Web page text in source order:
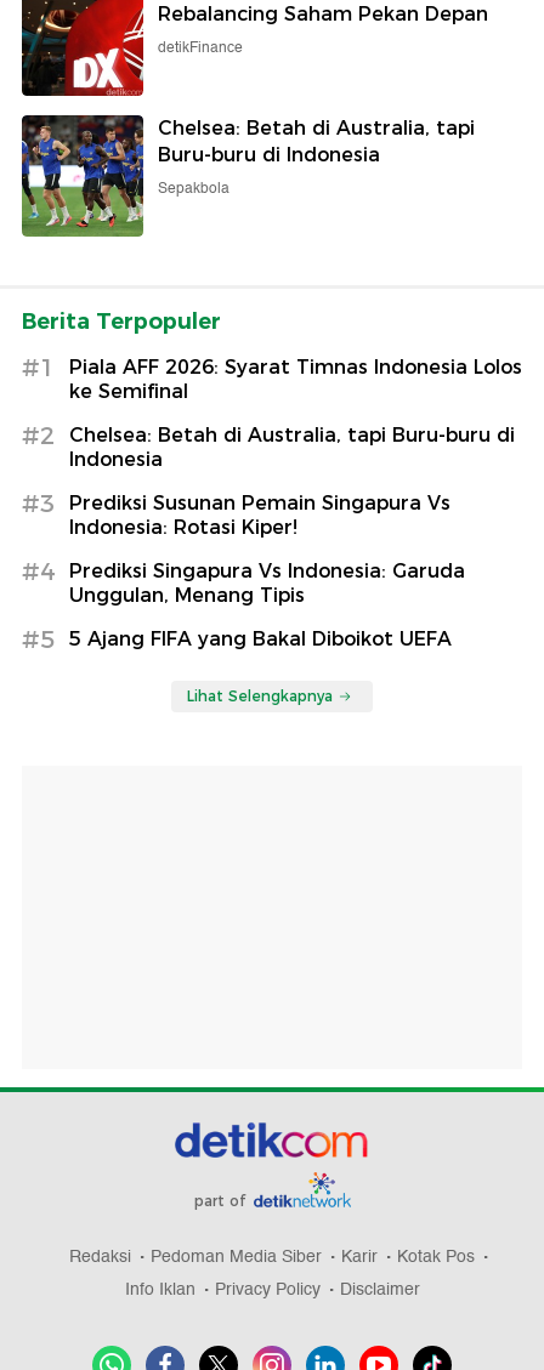
Rebalancing Saham Pekan Depan
detikFinance
Chelsea: Betah di Australia, tapi
Buru-buru di Indonesia
Sepakbola
Berita Terpopuler
#1
Piala AFF 2026: Syarat Timnas Indonesia Lolos
ke Semifinal
#2
Chelsea: Betah di Australia, tapi Buru-buru di
Indonesia
#3
Prediksi Susunan Pemain Singapura Vs
Indonesia: Rotasi Kiper!
#4
Prediksi Singapura Vs Indonesia: Garuda
Unggulan, Menang Tipis
#5 5 Ajang FIFA yang Bakal Diboikot UEFA
Lihat Selengkapnya
part of
Redaksi Pedoman Media Siber Karir
Kotak Pos
Info Iklan
Privacy Policy Disclaimer